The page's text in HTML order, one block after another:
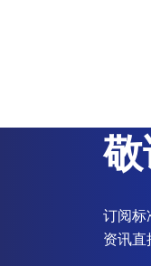
订阅标
资讯直